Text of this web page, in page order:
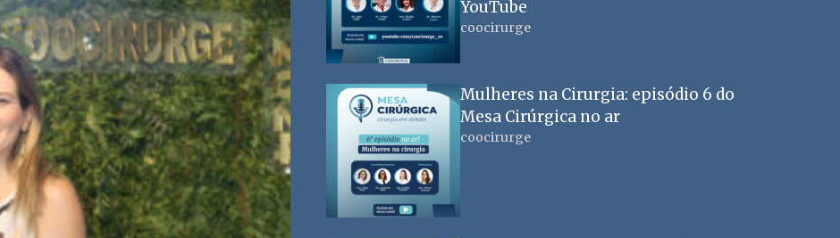
YouTube
coocirurge
Mulheres na Cirurgia: episódio 6 do
Mesa Cirúrgica no ar
coocirurge